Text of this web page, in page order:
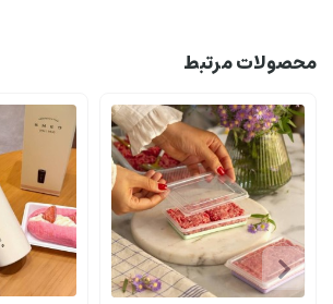
محصولات مرتبط